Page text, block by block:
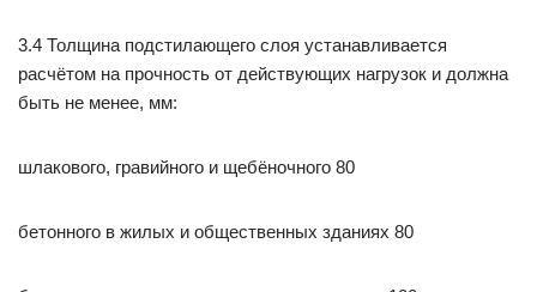
3.4 Толщина подстилающего слоя устанавливается
расчётом на прочность от действующих нагрузок и должна
быть не менее, мм:
шлакового, гравийного и щебёночного 80
бетонного в жилых и общественных зданиях 80